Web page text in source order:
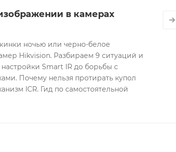
в камерах
ночью или черно-белое
Hikvision. Разбираем 9 ситуаций и
Smart IR до борьбы с
Почему нельзя протирать купол
ICR. Гид по самостоятельной